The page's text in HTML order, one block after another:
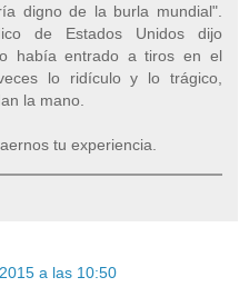
digno de la burla mundial".
de Estados Unidos dijo
había entrado a tiros en el
lo ridículo y lo trágico,
la mano.
tu experiencia.
a las 10:50